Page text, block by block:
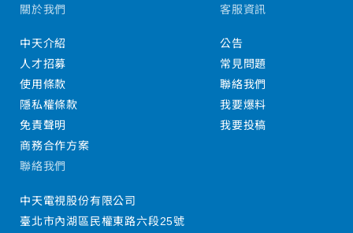
關於我們
中天介紹
人才招募
使用條款
隱私權條款
免責聲明
商務合作方案
客服資訊
公告
常見問題
聯絡我們
我要爆料
我要投稿
聯絡我們
中天電視股份有限公司
臺北市內湖區民權東路六段25號